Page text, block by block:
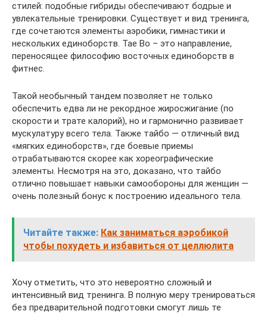
стилей: подобные гибриды обеспечивают бодрые и
увлекательные тренировки. Существует и вид тренинга,
где сочетаются элементы аэробики, гимнастики и
нескольких единоборств. Tae Bo – это направление,
переносящее философию восточных единоборств в
фитнес.
Такой необычный тандем позволяет не только
обеспечить едва ли не рекордное жиросжигание (по
скорости и трате калорий), но и гармонично развивает
мускулатуру всего тела. Также тайбо — отличный вид
«мягких единоборств», где боевые приемы
отрабатываются скорее как хореографические
элементы. Несмотря на это, доказано, что тайбо
отлично повышает навыки самообороны для женщин —
очень полезный бонус к построению идеального тела.
Читайте также: Как заниматься аэробикой
чтобы похудеть и избавиться от целлюлита
Хочу отметить, что это невероятно сложный и
интенсивный вид тренинга. В полную меру тренироваться
без предварительной подготовки смогут лишь те